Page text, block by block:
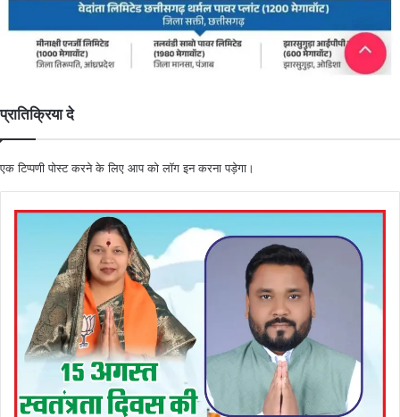
प्रातिक्रिया दे
एक टिप्पणी पोस्ट करने के लिए आप कोलॉग इनकरना पड़ेगा।